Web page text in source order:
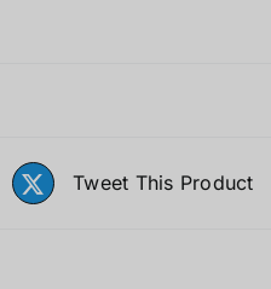
Tweet This Product